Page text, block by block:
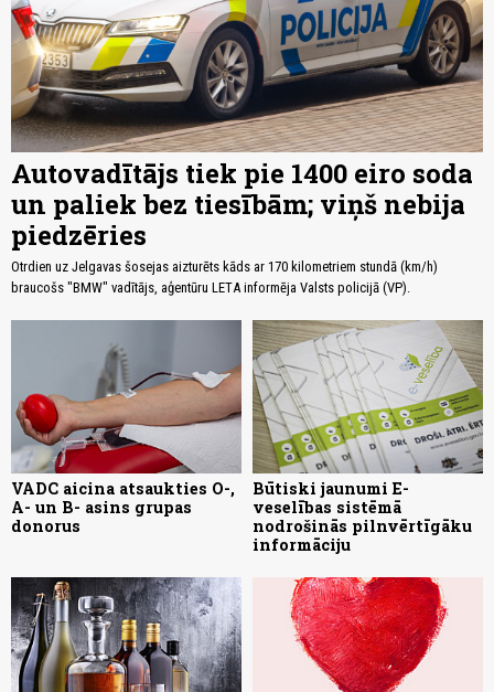
Autovadītājs tiek pie 1400 eiro soda
un paliek bez tiesībām; viņš nebija
piedzēries
Otrdien uz Jelgavas šosejas aizturēts kāds ar 170 kilometriem stundā (km/h)
braucošs "BMW" vadītājs, aģentūru LETA informēja Valsts policijā (VP).
VADC aicina atsaukties O-,
A- un B- asins grupas
donorus
Būtiski jaunumi E-
veselības sistēmā
nodrošinās pilnvērtīgāku
informāciju